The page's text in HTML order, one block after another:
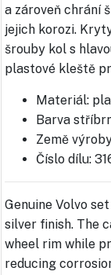
a zároveň chrání
jejich korozi.
šrouby kol s
plastové kleště
Materiál:
Barva
Země
Číslo dílu:
Genuine Volvo
silver finish. The
wheel rim while
reducing